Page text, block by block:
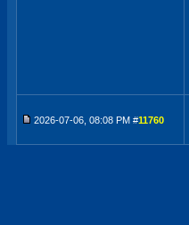
2026-07-06, 08:08 PM #11760